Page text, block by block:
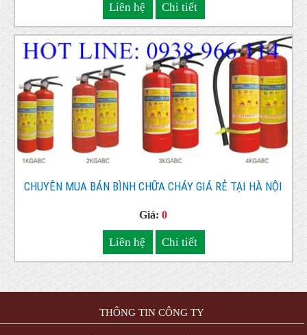
Liên hệ Chi tiết
CHUYÊN MUA BÁN BÌNH CHỮA CHÁY GIÁ RẺ TẠI HÀ NỘI
Giá:0
Liên hệ Chi tiết
THÔNG TIN CÔNG TY